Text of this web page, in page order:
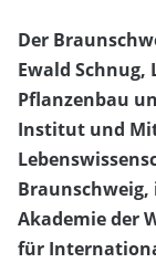
Der
Ewald
Pflanzenbau
Institut und
Akademie der
für